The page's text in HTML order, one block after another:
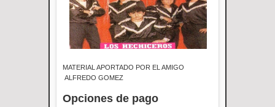
MATERIAL APORTADO POR EL AMIGO
ALFREDO GOMEZ
Opciones de pago